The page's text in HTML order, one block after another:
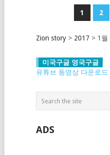
1 2
Zion story> 2017 > 1월
미국구글 영국구글
유튜브 동영상 다운로드
ADS